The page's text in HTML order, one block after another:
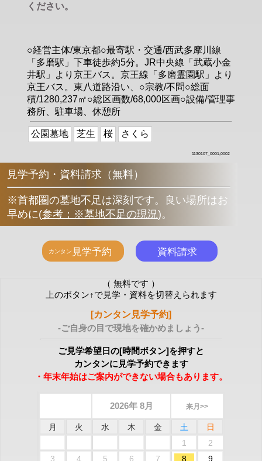
ください。
○経営主体/東京都○最寄駅・交通/西武多摩川線
「多磨駅」下車徒歩約5分。JR中央線「武蔵小金
井駅」より京王バス。京王線「多磨霊園駅」より
京王バス。東八道路沿い、○宗教/不問○総面
積/1280,237㎡○総区画数/68,000区画○設備/管理事
務所、駐車場、休憩所
公園墓地 芝生 桜 さくら
1130107_0001,0002
見学予約・資料請求（無料）
※首都圏の墓地不足は深刻です。良い場所はお
早めに(参考：※墓地不足の現況)。
（ 無料です ）
上のボタン↑で見学・資料を切替えられます
[カンタン見学予約]
-ご自身の目で現地を確かめましょう-
ご見学希望日の[時間ボタン]を押すと
カンタンに見学予約できます
・年末年始はご案内ができない場合もあります。
2026年 8月 来月>>
月 火 水 木 金 土
日
1
2
3
4 5 6 7 8 9